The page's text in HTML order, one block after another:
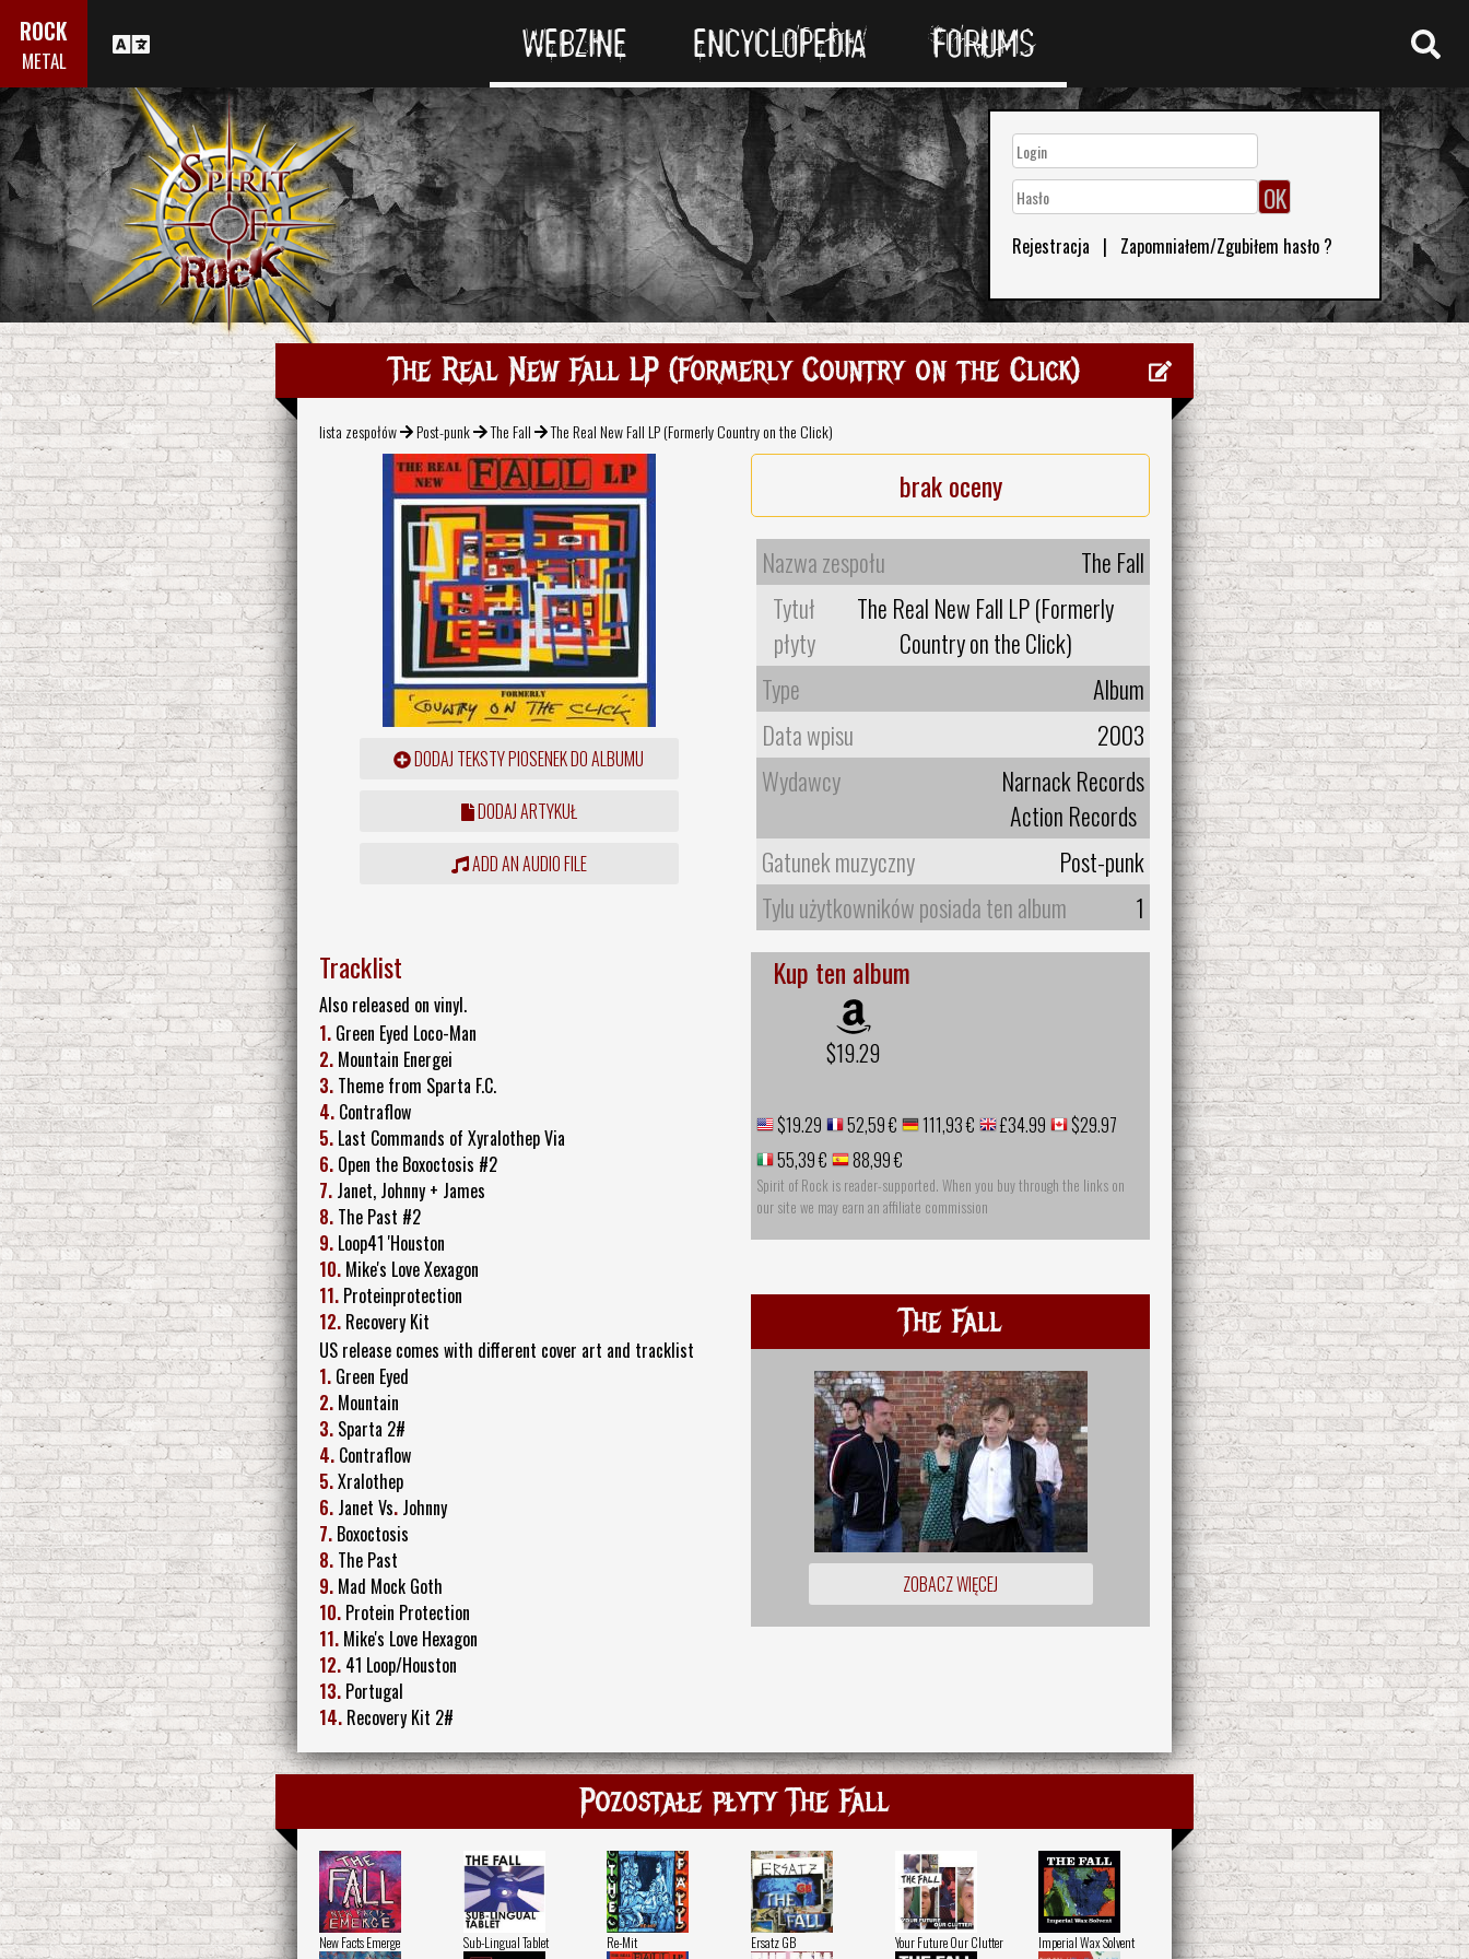
ROCK
METAL WEBZINE ENCYCLOPEDIA FORUMS
Rejestracja | Zapomniałem/Zgubiłem hasło ?
The Real New Fall LP (Formerly Country on the Click)
lista zespołów Post-punk The Fall The Real New Fall LP (Formerly Country on the Click)
DODAJ TEKSTY PIOSENEK DO ALBUMU
DODAJ ARTYKUŁ
ADD AN AUDIO FILE
brak oceny
Nazwa zespołu
The Fall
Tytuł
płyty
The Real New Fall LP (Formerly
Country on the Click)
Type
Album
Data wpisu
2003
Wydawcy
Narnack Records
Action Records
Gatunek muzyczny
Post-punk
Tylu użytkowników posiada ten album
1
Tracklist
Also released on vinyl.
1. Green Eyed Loco-Man
2. Mountain Energei
3. Theme from Sparta F.C.
4. Contraflow
5. Last Commands of Xyralothep Via
6. Open the Boxoctosis #2
7. Janet, Johnny + James
8. The Past #2
9. Loop41 'Houston
10. Mike's Love Xexagon
11. Proteinprotection
12. Recovery Kit
US release comes with different cover art and tracklist
1. Green Eyed
2. Mountain
3. Sparta 2#
4. Contraflow
5.Xralothep
6. Janet Vs. Johnny
7. Boxoctosis
8. The Past
9. Mad Mock Goth
10. Protein Protection
11. Mike's Love Hexagon
12. 41 Loop/Houston
13. Portugal
14. Recovery Kit 2#
Kup ten album
$19.29
$19.29 52,59 € 111,93 € £34.99
$29.97
55,39 €
88,99 €
Spirit of Rock is reader-supported. When you buy through the links on
our site we may earn an affiliate commission
The Fall
ZOBACZ WIĘCEJ
Pozostałe płyty The Fall
New Facts Emerge Sub-Lingual Tablet Re-Mit Ersatz GB Your Future Our Clutter Imperial Wax Solvent